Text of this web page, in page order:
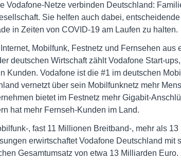
Vodafone-Netze verbinden Deutschland:
Sie helfen auch dabei,
in Zeiten von COVID-19 am Laufen zu halten.
Mobilfunk, Festnetz und Fernsehen aus
deutschen Wirtschaft zählt Vodafone Start-
Kunden. Vodafone ist die #1 im deutschen
vernetzt über sein Mobilfunknetz mehr
bietet im Festnetz mehr Gigabit-
hat mehr Fernseh-Kunden im Land.
, fast 11 Millionen Breitband-, mehr als
erwirtschaftet Vodafone Deutschland mit
Gesamtumsatz von etwa 13 Milliarden Euro.